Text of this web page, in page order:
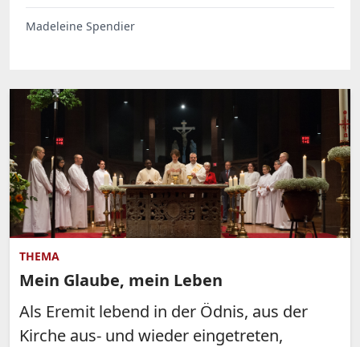
Madeleine Spendier
THEMA
Mein Glaube, mein Leben
Als Eremit lebend in der Ödnis, aus der
Kirche aus- und wieder eingetreten,